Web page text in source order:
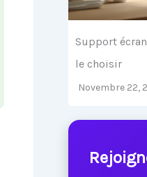
Support
le choisir
Novembre 22,